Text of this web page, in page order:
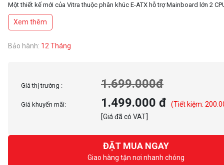
Một thiết kế mới của Vitra thuộc phân khúc E-ATX hỗ trợ Mainboard lớn 2
cho các máy đồ họa, Gaming Highend, Workstation cần không gian rộng
của Vitra TITAN R230 E-ATX PREMIUM là 465*230*495mm(L*W*H) cho
Mainboard kích thước lớn, hỗ trợ Mainboard dual CPU, đáp ứng tản nhiệt
Xem thêm
Bảo hành: 12 Tháng
Giá thị trường : 1.699.000đ
Giá khuyến mãi: 1.499.000 đ
(Tiết kiệm:
[Giá đã có VAT]
ĐẶT MUA NGAY
Giao hàng tận nơi nhanh chóng